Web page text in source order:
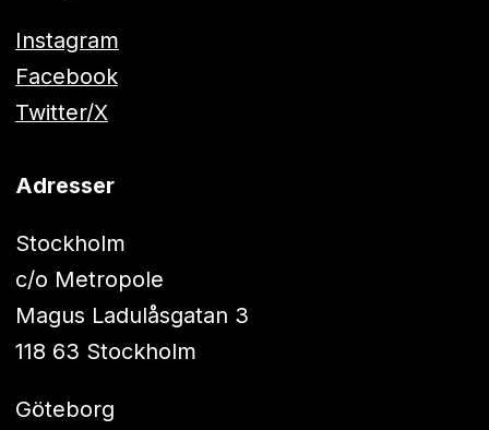
Instagram
Facebook
Twitter/X
Adresser
Stockholm
c/o Metropole
Magus Ladulåsgatan 3
118 63 Stockholm
Göteborg